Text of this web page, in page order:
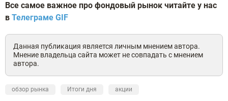
Все самое важное про фондовый рынок читайте у нас
в Телеграме GIF
Данная публикация является личным мнением автора.
Мнение владельца сайта может не совпадать с мнением
автора.
обзор рынка Итоги дня акции